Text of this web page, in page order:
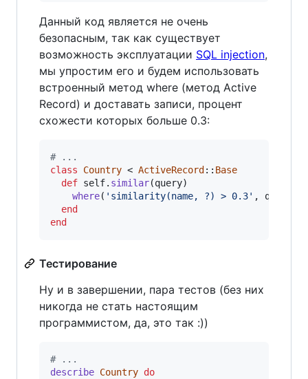
Данный код является не очень
безопасным, так как существует
возможность эксплуатации SQL injection,
мы упростим его и будем использовать
встроенный метод where (метод Active
Record) и доставать записи, процент
схожести которых больше 0.3:
# ...
class
Country < ActiveRecord :: Base
def self. similar(query)
where( 'similarity(name, ?) > 0.3' , query
end
end
Тестирование
Ну и в завершении, пара тестов (без них
никогда не стать настоящим
программистом, да, это так :))
# ...
describe Country do